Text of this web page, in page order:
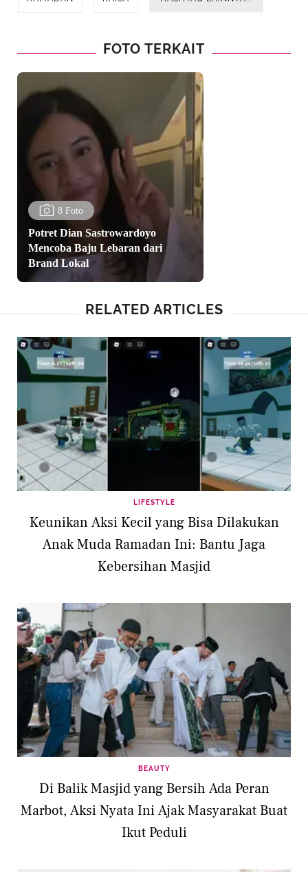
FOTO TERKAIT
8 Foto
Potret Dian Sastrowardoyo
Mencoba Baju Lebaran dari
Brand Lokal
RELATED ARTICLES
LIFESTYLE
Keunikan Aksi Kecil yang Bisa Dilakukan
Anak Muda Ramadan Ini: Bantu Jaga
Kebersihan Masjid
BEAUTY
Di Balik Masjid yang Bersih Ada Peran
Marbot, Aksi Nyata Ini Ajak Masyarakat Buat
Ikut Peduli